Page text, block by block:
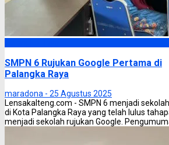
SMPN 6 Rujukan Google Pertama di
Palangka Raya
maradona - 25 Agustus 2025
Lensakalteng.com - SMPN 6 menjadi
di Kota Palangka Raya yang telah lulus
menjadi sekolah rujukan Google.